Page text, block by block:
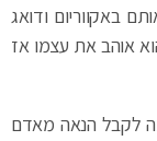
באקווריום ודואג
אוהב את עצמו אז
לקבל הנאה מאדם